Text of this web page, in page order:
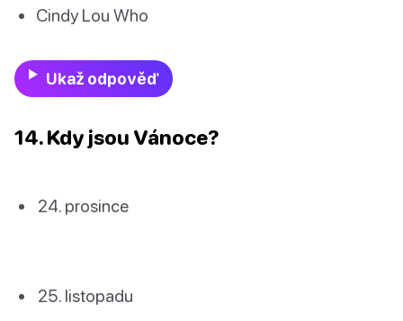
Cindy Lou Who
Ukaž odpověď
14. Kdy jsou Vánoce?
prosince
listopadu